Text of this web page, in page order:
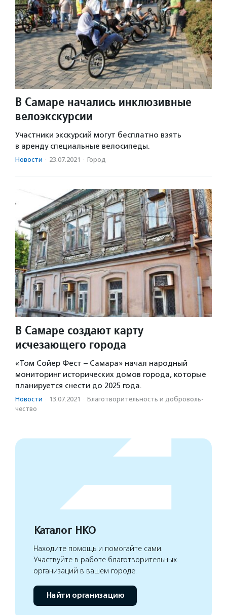
В Самаре начались инклюзивные
велоэкскурсии
Участники экскурсий могут бесплатно взять
в аренду специальные велосипеды.
Новости · 23.07.2021 · Город
В Самаре создают карту
исчезающего города
«Том Сойер Фест – Самара» начал народный
мониторинг исторических домов города, которые
планируется снести до 2025 года.
Новости · 13.07.2021 · Благотвори­тель­ность и доброволь­
чест­во
Каталог НКО
Находите помощь и помогайте сами.
Участвуйте в работе благотворительных
организаций в вашем городе.
Найти организацию